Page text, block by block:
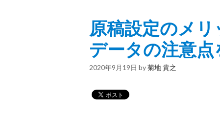
原稿設定のメ
データの注意
2020年9月19日 by菊地 貴之